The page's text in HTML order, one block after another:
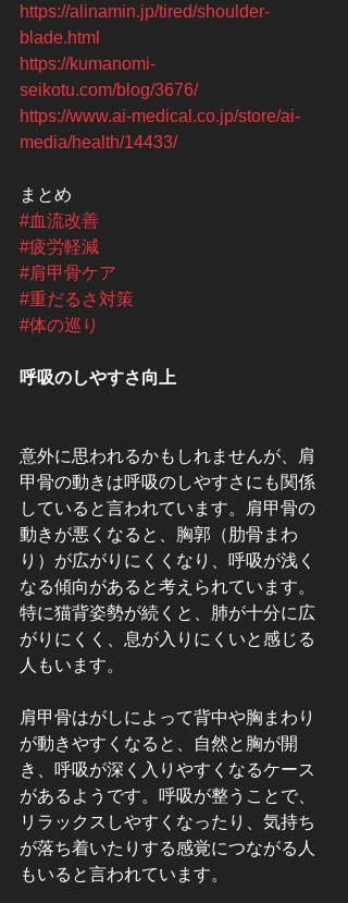
https://alinamin.jp/tired/shoulder-
blade.html
https://kumanomi-
seikotu.com/blog/3676/
https://www.ai-medical.co.jp/store/ai-
media/health/14433/
まとめ
#血流改善
#疲労軽減
#肩甲骨ケア
#重だるさ対策
#体の巡り
呼吸のしやすさ向上
意外に思われるかもしれませんが、肩
甲骨の動きは呼吸のしやすさにも関係
していると言われています。肩甲骨の
動きが悪くなると、胸郭（肋骨まわ
り）が広がりにくくなり、呼吸が浅く
なる傾向があると考えられています。
特に猫背姿勢が続くと、肺が十分に広
がりにくく、息が入りにくいと感じる
人もいます。
肩甲骨はがしによって背中や胸まわり
が動きやすくなると、自然と胸が開
き、呼吸が深く入りやすくなるケース
があるようです。呼吸が整うことで、
リラックスしやすくなったり、気持ち
が落ち着いたりする感覚につながる人
もいると言われています。